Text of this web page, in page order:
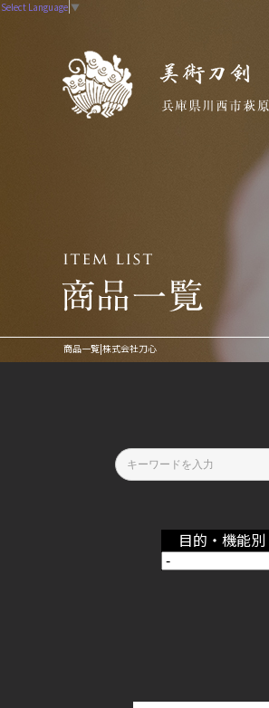
Select Language ▼
商品一覧|株式会社刀心
目的・機能別